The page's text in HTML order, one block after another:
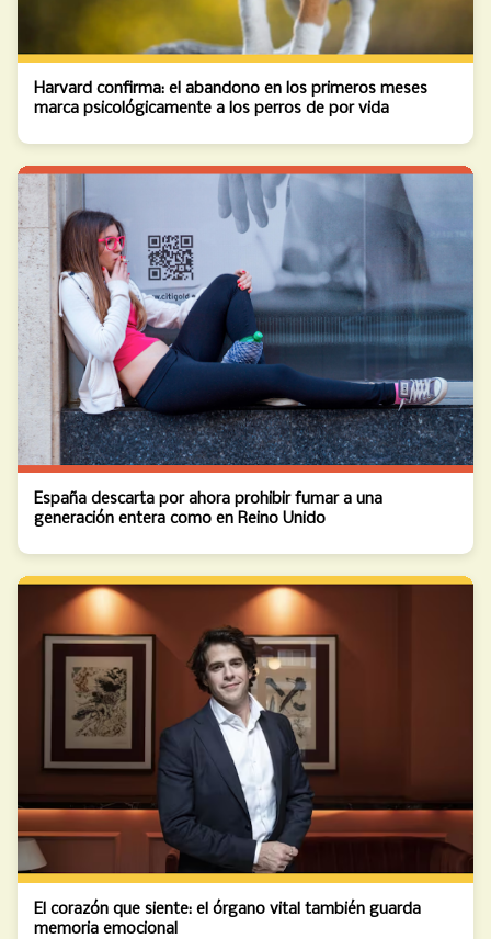
Harvard confirma: el abandono en los primeros meses
marca psicológicamente a los perros de por vida
España descarta por ahora prohibir fumar a una
generación entera como en Reino Unido
El corazón que siente: el órgano vital también guarda
memoria emocional